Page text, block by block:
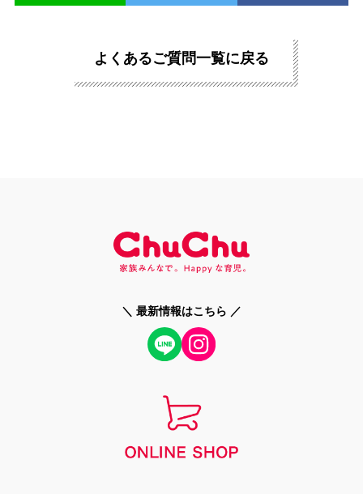
よくあるご質問一覧に戻る
＼ 最新情報はこちら ／